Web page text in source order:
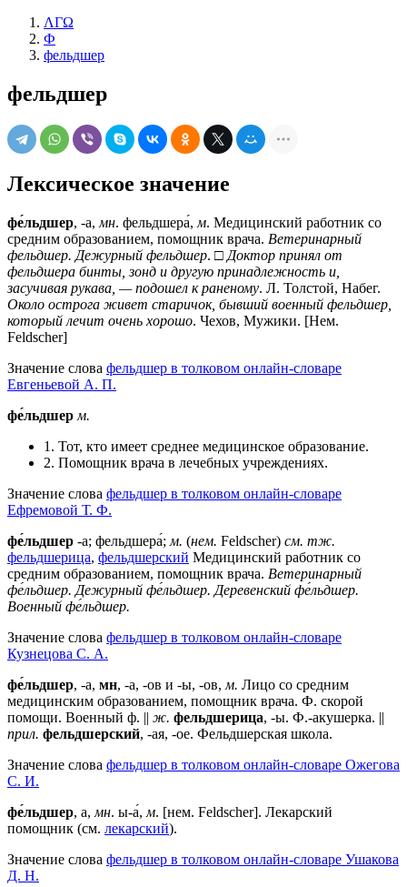
ΛΓΩ
Ф
фельдшер
фельдшер
Лексическое значение
фе́льдшер, -а, мн. фельдшера́, м. Медицинский работник со
средним образованием, помощник врача. Ветеринарный
фельдшер. Дежурный фельдшер. □ Доктор принял от
фельдшера бинты, зонд и другую принадлежность и,
засучивая рукава, — подошел к раненому. Л. Толстой, Набег.
Около острога живет старичок, бывший военный фельдшер,
который лечит очень хорошо. Чехов, Мужики. [Нем.
Feldscher]
Значение слова фельдшер в толковом онлайн-словаре
Евгеньевой А. П.
фе́льдшер м.
1. Тот, кто имеет среднее медицинское образование.
2. Помощник врача в лечебных учреждениях.
Значение слова фельдшер в толковом онлайн-словаре
Ефремовой Т. Ф.
фе́льдшер -а; фельдшера́; м. (нем. Feldscher) см. тж.
фельдшерица, фельдшерский Медицинский работник со
средним образованием, помощник врача. Ветеринарный
фе́льдшер. Дежурный фе́льдшер. Деревенский фе́льдшер.
Военный фе́льдшер.
Значение слова фельдшер в толковом онлайн-словаре
Кузнецова С. А.
фе́льдшер, -а, мн, -а, -ов и -ы, -ов, м. Лицо со средним
медицинским образованием, помощник врача. Ф. скорой
помощи. Военный ф. || ж. фельдшерица, -ы. Ф.-акушерка. ||
прил. фельдшерский, -ая, -ое. Фельдшерская школа.
Значение слова фельдшер в толковом онлайн-словаре Ожегова
C. И.
фе́льдшер, а, мн. ы-а́, м. [нем. Feldscher]. Лекарский
помощник (см. лекарский).
Значение слова фельдшер в толковом онлайн-словаре Ушакова
Д. Н.